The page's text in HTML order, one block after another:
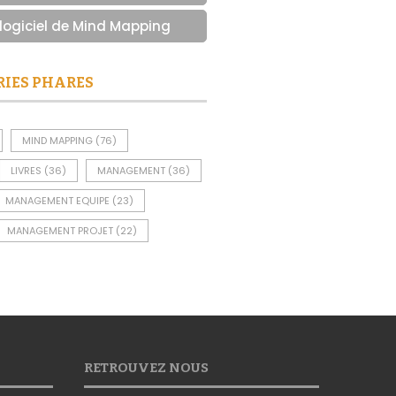
de Mind Mapping
PHARES
MIND MAPPING (76)
LIVRES (36) MANAGEMENT (36)
MANAGEMENT EQUIPE (23)
MANAGEMENT PROJET (22)
RETROUVEZ NOUS